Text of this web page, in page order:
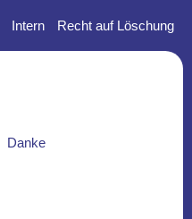
Intern Recht auf Löschung
Danke